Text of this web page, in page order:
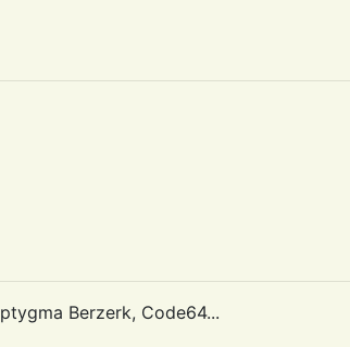
Berzerk, Code64...